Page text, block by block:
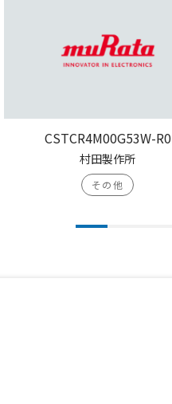
CSTCR4M00G53W-R0
村田製作所
その他